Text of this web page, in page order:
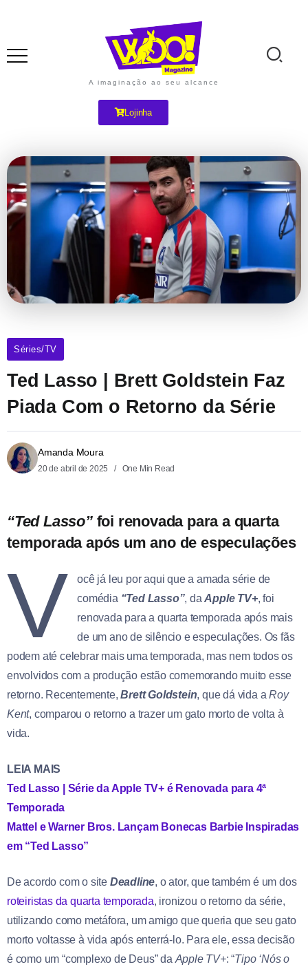
A imaginação ao seu alcance
Lojinha
Séries/TV
Ted Lasso | Brett Goldstein Faz
Piada Com o Retorno da Série
Amanda Moura
20 de abril de 2025 One Min Read
“Ted Lasso”foi renovada para a quarta
temporada após um ano de especulações
V
ocê já leu por aqui que a amada série de
comédia “Ted Lasso”, daApple TV+, foi
renovada para a quarta temporada após mais
de um ano de silêncio e especulações. Os fãs
podem até celebrar mais uma temporada, mas nem todos os
envolvidos com a produção estão comemorando muito esse
retorno. Recentemente,Brett Goldstein, que dá vida aRoy
Kent, comparou o retorno a trazer um gato morto de volta à
vida.
LEIA MAIS
Ted Lasso | Série da Apple TV+ é Renovada para 4ª
Temporada
Mattel e Warner Bros. Lançam Bonecas Barbie Inspiradas
em “Ted Lasso”
De acordo com o site Deadline, o ator, que também é um dos
roteiristas da quarta temporada, ironizou o retorno da série,
utilizando como metáfora, um amigo que queria que seu gato
morto voltasse à vida após enterrá-lo. Para ele, essa decisão
é como um “complexo de Deus” da Apple TV+: “Tipo ‘Nós o